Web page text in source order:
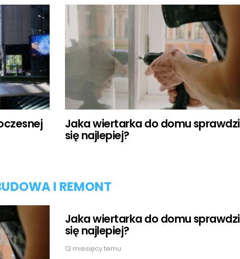
Jaka wiertarka do domu sprawdzi
się najlepiej?
I REMONT
Jaka wiertarka do domu sprawdzi
się najlepiej?
12 miesięcy temu